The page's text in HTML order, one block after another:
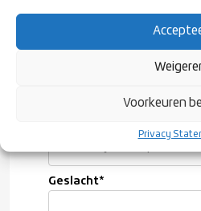
Voorkeuren
Privacy
Geslacht*